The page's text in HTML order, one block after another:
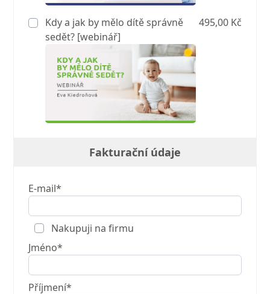
Kdy a jak by mělo dítě správně
sedět? [webinář]
495,00 Kč
Fakturační údaje
E-mail*
Nakupuji na firmu
Jméno*
Příjmení*